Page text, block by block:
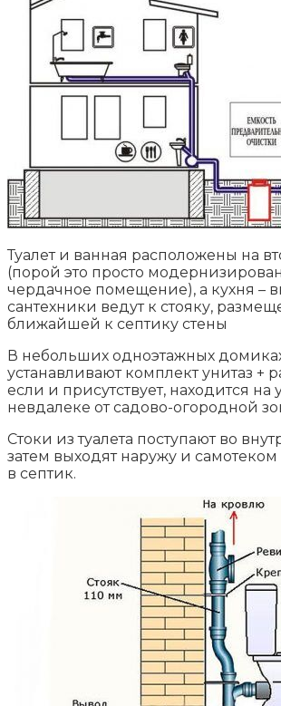
Туалет и ванная расположены на
(порой это просто
чердачное помещение), а кухня –
сантехники ведут к стояку,
ближайшей к септику стены
В небольших одноэтажных
устанавливают комплект унитаз +
если и присутствует, находится на
невдалеке от садово-огородной
Стоки из туалета поступают во
затем выходят наружу и
в септик.